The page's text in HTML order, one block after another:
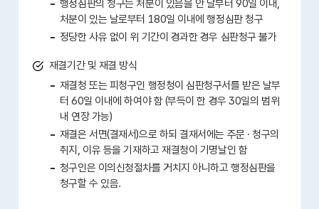
행정심판의 청구는 처분이 있음을 안 날부터 90일 이내,
처분이 있는 날로부터 180일 이내에 행정심판 청구
정당한 사유 없이 위 기간이 경과한 경우 심판청구 불가
재결기간 및 재결 방식
재결청 또는 피청구인 행정청이 심판청구서를 받은 날부
터 60일 이내에 하여야 함 (부득이 한 경우 30일의 범위
내 연장 가능)
재결은 서면(결재서)으로 하되 결재서에는 주문 · 청구의
취지, 이유 등을 기재하고 재결청이 기명날인 함
청구인은 이의신청절차를 거치지 아니하고 행정심판을
청구할 수 있음.